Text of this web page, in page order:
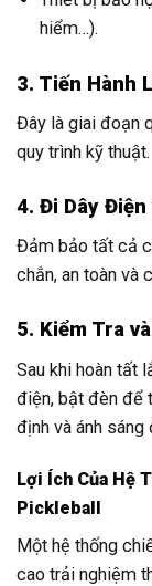
hiểm…).
3. Tiến Hành
Đây là giai đoạn
quy trình kỹ thuật.
4. Đi Dây Điện
Đảm bảo tất cả
chắn, an toàn và
5. Kiểm Tra
Sau khi hoàn tất
điện, bật đèn để
định và ánh sáng
Lợi Ích Của Hệ
Pickleball
Một hệ thống
cao trải nghiệm